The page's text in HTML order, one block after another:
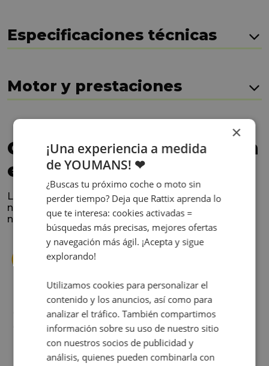
Especificaciones técnicas
Motor y prestaciones
Confía en los que nos han
elegido
La satisfacción y la experiencia de los clientes es
nuestra prioridad. Lee lo que opinan y conoce
nuestra historia.
Cuando decidí vender mi coche busqué
diferentes empresas donde hacerlo y la que
me dio más confianza fue Rattix, por las
buenas (y tantas) reseñas que tienen.
×
¡Una experiencia a medida
de YOUMANS! ❤
¿Buscas tu próximo coche o moto sin
perder tiempo? Deja que Rattix aprenda lo
que te interesa: cookies activadas =
búsquedas más precisas, mejores ofertas
y navegación más ágil. ¡Acepta y sigue
explorando!
Utilizamos cookies para personalizar el
contenido y los anuncios, así como para
analizar el tráfico. También compartimos
información sobre su uso de nuestro sitio
con nuestros socios de publicidad y
análisis, quienes pueden combinarla con